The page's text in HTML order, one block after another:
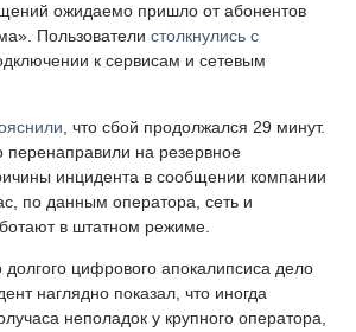
ожидаемо пришло от абонентов
Пользователи столкнулись с
к сервисам и сетевым
, что сбой продолжался 29 минут.
перенаправили на резервное
инцидента в сообщении компании
по данным оператора, сеть и
в штатном режиме.
цифрового апокалипсиса дело
наглядно показал, что иногда
неполадок у крупного оператора,